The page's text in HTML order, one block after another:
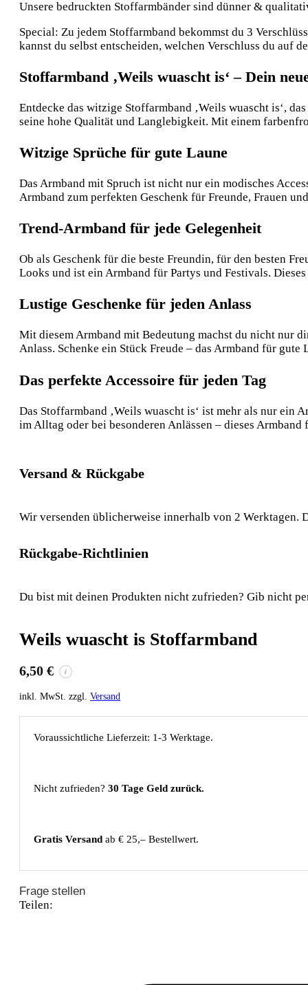
Unsere bedruckten Stoffarmbänder sind dünner &
Special: Zu jedem Stoffarmband bekommst du 3
kannst du selbst entscheiden, welchen Verschluss du auf
Stoffarmband ‚Weils wuascht is‘ – Dein
Entdecke das witzige Stoffarmband ‚Weils wuascht is‘,
seine hohe Qualität und Langlebigkeit. Mit einem
Witzige Sprüche für gute Laune
Das Armband mit Spruch ist nicht nur ein modisches
Armband zum perfekten Geschenk für Freunde, Frauen
Trend-Armband für jede Gelegenheit
Ob als Geschenk für die beste Freundin, für den besten
Looks und ist ein Armband für Partys und Festivals.
Lustige Geschenke für jeden Anlass
Mit diesem Armband mit Bedeutung machst du nicht nur
Anlass. Schenke ein Stück Freude – das Armband für
Das perfekte Accessoire für jeden Tag
Das Stoffarmband ‚Weils wuascht is‘ ist mehr als nur ein
im Alltag oder bei besonderen Anlässen – dieses
Versand & Rückgabe
Wir versenden üblicherweise innerhalb von 2 Werktagen.
Rückgabe-Richtlinien
Du bist mit deinen Produkten nicht zufrieden? Gib nicht
Weils wuascht is Stoffarmband
6,50 € i
inkl. MwSt. zzgl. Versand
Voraussichtliche Lieferzeit: 1-3 Werktage.
Nicht zufrieden? 30 Tage Geld zurück.
Gratis Versand ab € 25,– Bestellwert.
Frage stellen
Teilen: